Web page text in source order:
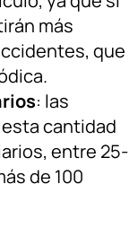
más
que
: las
cantidad
entre 25-
de 100